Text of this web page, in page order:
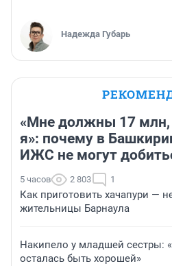
Надежда Губарь
«Мне должны 17 млн,
я»: почему в
ИЖС не могут
5 часов 2 803 1
Как приготовить хачапури —
жительницы Барнаула
Накипело у младшей сестры:
осталась быть хорошей»